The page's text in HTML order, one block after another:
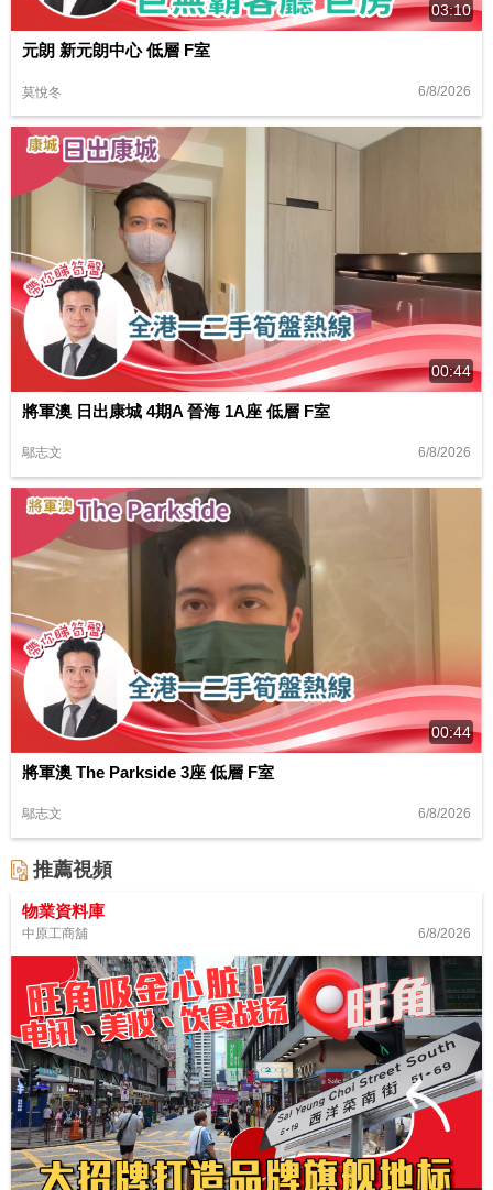
03:10
元朗 新元朗中心 低層 F室
莫悅冬 6/8/2026
00:44
將軍澳 日出康城 4期A 晉海 1A座 低層 F室
鄔志文 6/8/2026
00:44
將軍澳 The Parkside 3座 低層 F室
鄔志文 6/8/2026
推薦視頻
物業資料庫
中原工商舖 6/8/2026